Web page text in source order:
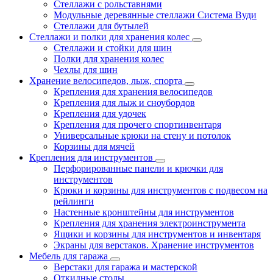
Стеллажи с рольставнями
Модульные деревянные стеллажи Система Вуди
Стеллажи для бутылей
Стеллажи и полки для хранения колес
Стеллажи и стойки для шин
Полки для хранения колес
Чехлы для шин
Хранение велосипедов, лыж, спорта
Крепления для хранения велосипедов
Крепления для лыж и сноубордов
Крепления для удочек
Крепления для прочего спортинвентаря
Универсальные крюки на стену и потолок
Корзины для мячей
Крепления для инструментов
Перфорированные панели и крючки для
инструментов
Крюки и корзины для инструментов с подвесом на
рейлинги
Настенные кронштейны для инструментов
Крепления для хранения электроинструмента
Ящики и корзины для инструментов и инвентаря
Экраны для верстаков. Хранение инструментов
Мебель для гаража
Верстаки для гаража и мастерской
Откидные столы